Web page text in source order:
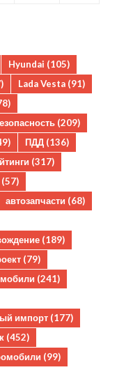
Hyundai (105)
Lada Vesta (91)
(209)
ПДД (136)
(317)
(57)
автозапчасти (68)
(189)
(79)
(241)
импорт (177)
(452)
(99)